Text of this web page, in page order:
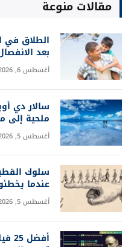
0
COMMENTS
آخر التحديثات
الأسعار